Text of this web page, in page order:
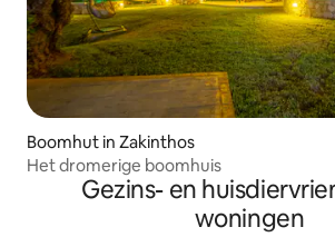
Boomhut in Zakinthos
Het dromerige boomhuis
Gezins- en
woningen